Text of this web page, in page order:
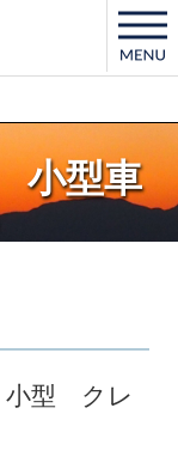
小型車
型 クレ